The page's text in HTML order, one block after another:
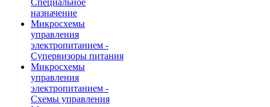
Специальное
назначение
Микросхемы
управления
электропитанием -
Супервизоры питания
Микросхемы
управления
электропитанием -
Схемы управления